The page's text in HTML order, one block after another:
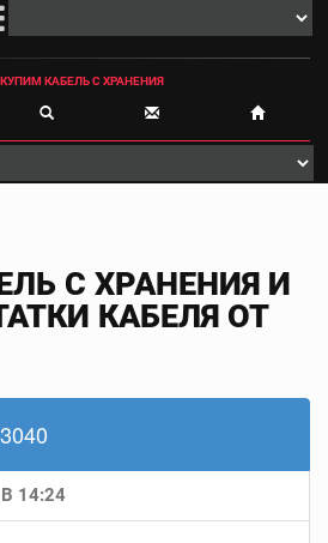
КУПИМ КАБЕЛЬ С ХРАНЕНИЯ
С ХРАНЕНИЯ И
КАБЕЛЯ ОТ
14:24